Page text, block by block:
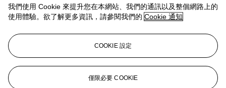
我們使用 Cookie 來提升您在本網站、我們的通訊以及整個網路上的
使用體驗。欲了解更多資訊，請參閱我們的 Cookie 通知
COOKIE 設定
僅限必要 COOKIE